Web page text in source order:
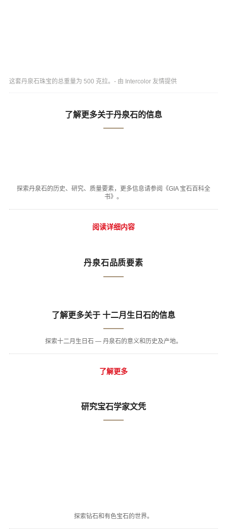
这套丹泉石珠宝的总重量为 500 克拉。- 由 Intercolor 友情提供
了解更多关于丹泉石的信息
探索丹泉石的历史、研究、质量要素，更多信息请参阅《GIA 宝石百科全
书》。
阅读详细内容
丹泉石品质要素
了解更多关于 十二月生日石的信息
探索十二月生日石 — 丹泉石的意义和历史及产地。
了解更多
研究宝石学家文凭
探索钻石和有色宝石的世界。